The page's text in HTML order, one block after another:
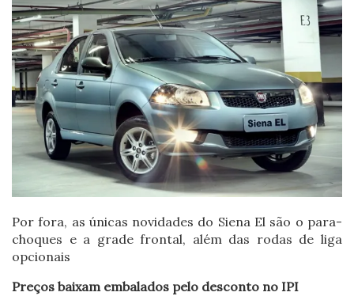
Por fora, as únicas novidades do Siena El são o para-
choques e a grade frontal, além das rodas de liga
opcionais
Preços baixam embalados pelo desconto no IPI